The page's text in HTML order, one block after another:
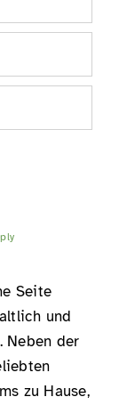
Seite
und
Neben der
zu Hause,